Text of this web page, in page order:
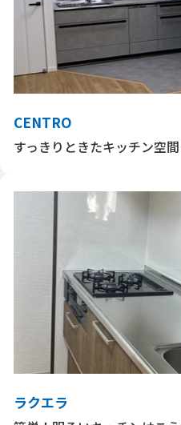
CENTRO
すっきりときたキッチン空
ラクエラ